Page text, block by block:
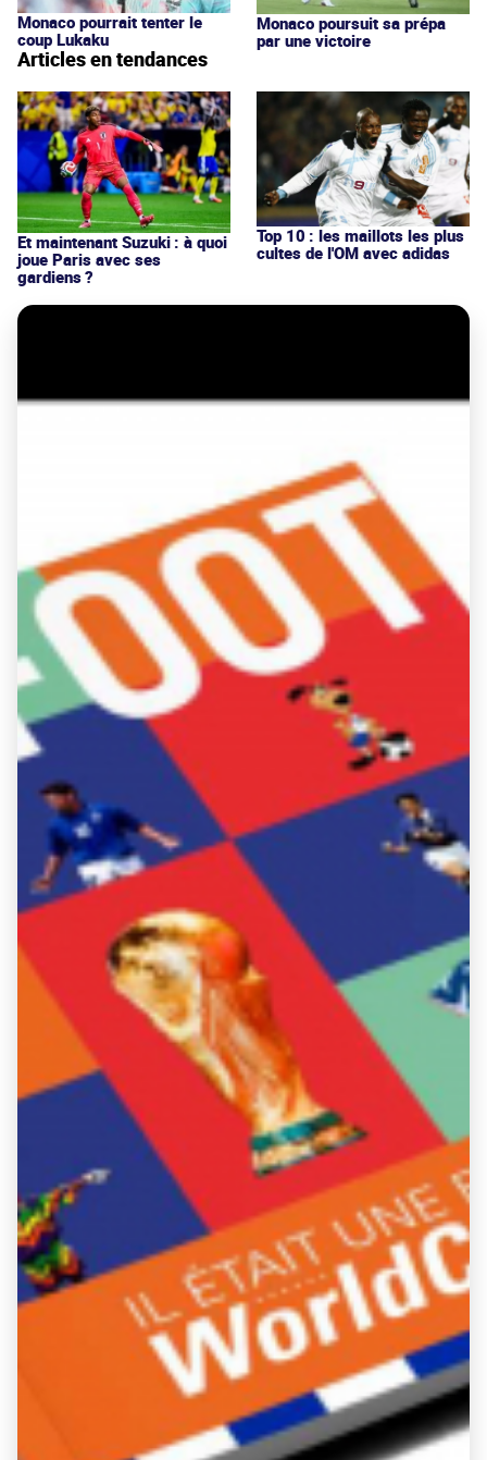
Monaco pourrait tenter le
coup Lukaku
Monaco poursuit sa prépa
par une victoire
Articles en tendances
Et maintenant Suzuki : à quoi
joue Paris avec ses
gardiens ?
Top 10 : les maillots les plus
cultes de l'OM avec adidas